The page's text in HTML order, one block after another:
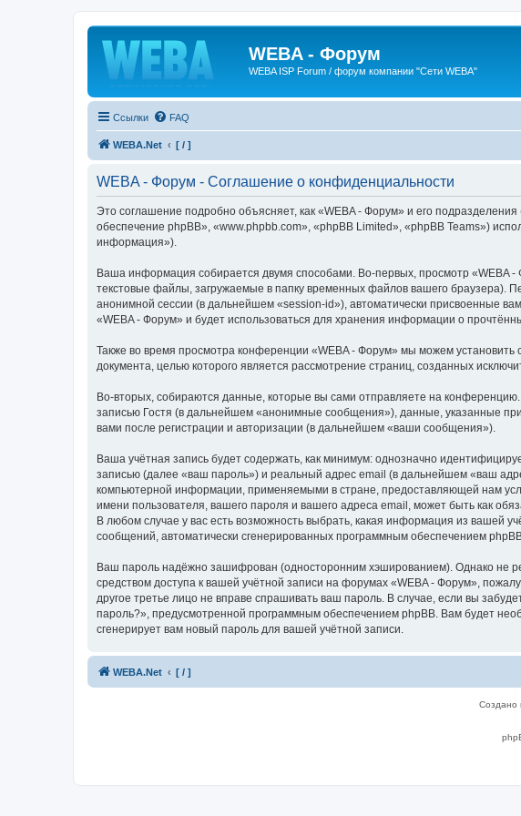
WEBA - Форум
WEBA ISP Forum / форум компании "Сети WEBA"
Ссылки FAQ
WEBA.Net [ / ]
WEBA - Форум - Соглашение о конфиденциальности
Это соглашение подробно объясняет, как «WEBA - Форум» и его
обеспечение phpBB», «www.phpbb.com», «phpBB Limited», «phpBB Teams»)
информация»).
Ваша информация собирается двумя способами. Во-первых, просмотр «WEBA
текстовые файлы, загружаемые в папку временных файлов вашего браузера).
анонимной сессии (в дальнейшем «session-id»), автоматически присвоенные
«WEBA - Форум» и будет использоваться для хранения информации о
Также во время просмотра конференции «WEBA - Форум» мы можем
документа, целью которого является рассмотрение страниц, созданных
Во-вторых, собираются данные, которые вы сами отправляете на
записью Гостя (в дальнейшем «анонимные сообщения»), данные, указанные
вами после регистрации и авторизации (в дальнейшем «ваши сообщения»).
Ваша учётная запись будет содержать, как минимум: однозначно
записью (далее «ваш пароль») и реальный адрес email (в дальнейшем «ваш
компьютерной информации, применяемыми в стране, предоставляющей нам
имени пользователя, вашего пароля и вашего адреса email, может быть как
В любом случае у вас есть возможность выбрать, какая информация из вашей
сообщений, автоматически сгенерированных программным обеспечением
Ваш пароль надёжно зашифрован (односторонним хэшированием). Однако не
средством доступа к вашей учётной записи на форумах «WEBA - Форум»,
другое третье лицо не вправе спрашивать ваш пароль. В случае, если вы
пароль?», предусмотренной программным обеспечением phpBB. Вам будет
сгенерирует вам новый пароль для вашей учётной записи.
WEBA.Net [ / ]
Создано